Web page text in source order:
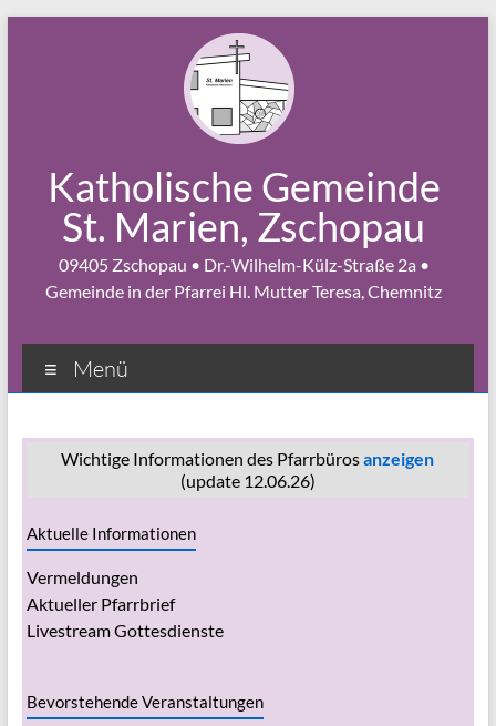
Katholische Gemeinde
St. Marien, Zschopau
09405 Zschopau • Dr.-Wilhelm-Külz-Straße 2a •
Gemeinde in der Pfarrei Hl. Mutter Teresa, Chemnitz
Menü
Wichtige Informationen des Pfarrbürosanzeigen
(update 12.06.26)
Aktuelle Informationen
Vermeldungen
Aktueller Pfarrbrief
Livestream Gottesdienste
Bevorstehende Veranstaltungen